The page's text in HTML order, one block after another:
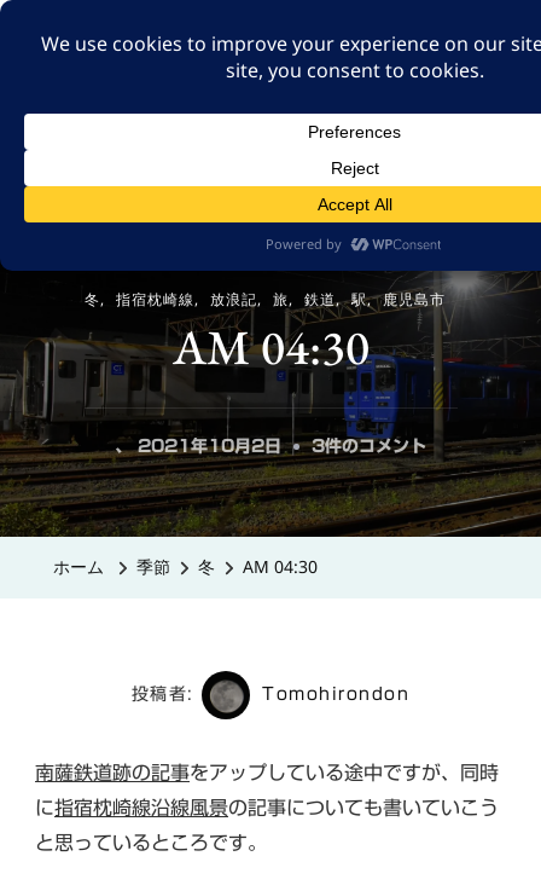
A GUT FEELING 7TH
身近な旅の記録や記憶、たまには思ったことも残そ
冬 指宿枕崎線 放浪記 旅 鉄道 駅 鹿児島市
AM 04:30
、2021年10月2日 AM
04:30
へ
3件のコメント
ホーム 季節 冬 AM 04:30
投稿者: Tomohirondon
南薩鉄道跡の記事をアップしている途中ですが、同時
に指宿枕崎線沿線風景の記事についても書いていこう
と思っているところです。